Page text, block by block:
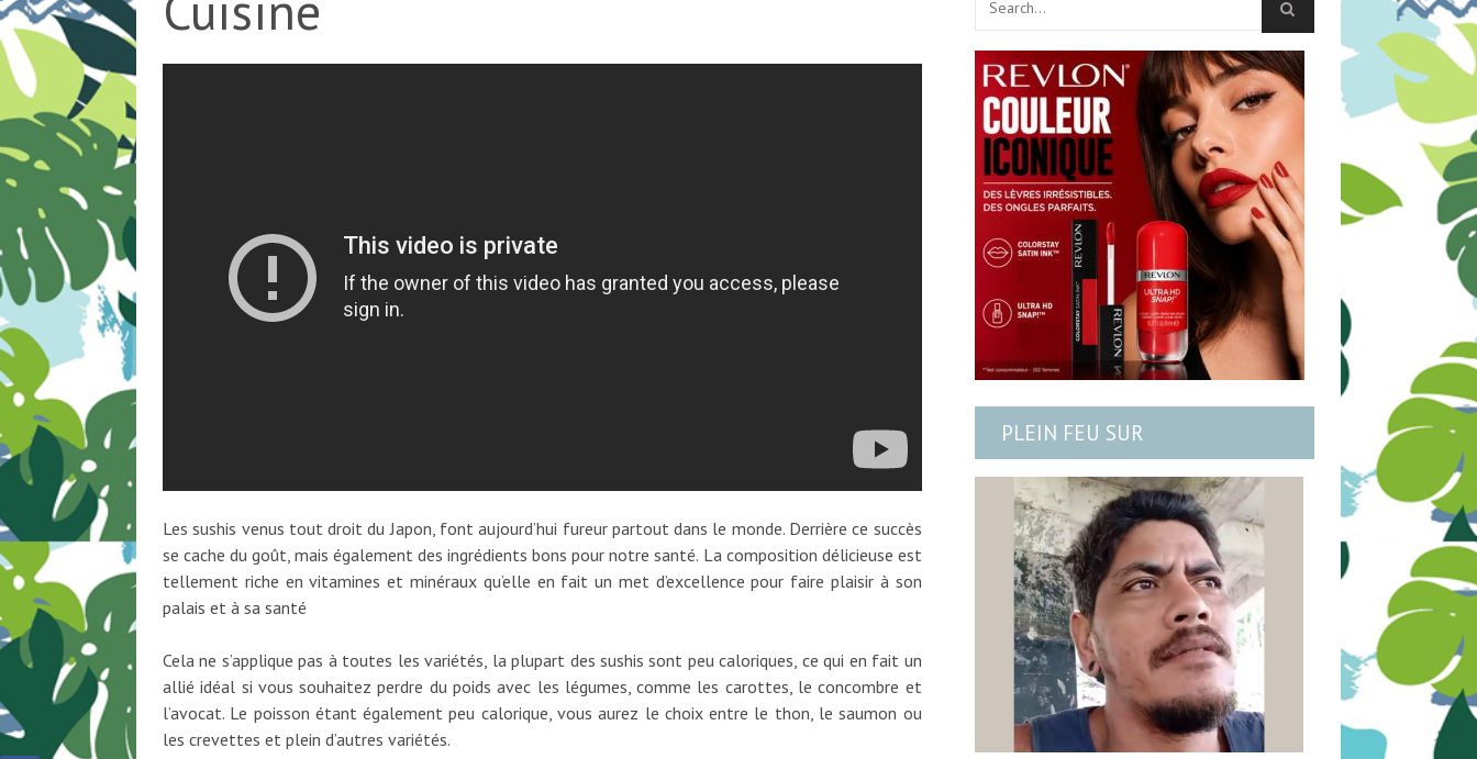
Les sushis venus tout droit du Japon, font aujourd’hui fureur partout dans le monde. Derrière ce succès
se cache du goût, mais également des ingrédients bons pour notre santé. La composition délicieuse est
tellement riche en vitamines et minéraux qu’elle en fait un met d’excellence pour faire plaisir à son
palais et à sa santé
Cela ne s’applique pas à toutes les variétés, la plupart des sushis sont peu caloriques, ce qui en fait un
allié idéal si vous souhaitez perdre du poids avec les légumes, comme les carottes, le concombre et
l’avocat. Le poisson étant également peu calorique, vous aurez le choix entre le thon, le saumon ou
les crevettes et plein d’autres variétés.
PLEIN FEU SUR